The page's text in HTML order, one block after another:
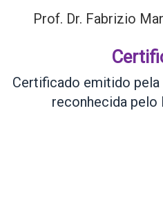
Prof. Dr. Fabrizio
Certificado emitido
reconhecida pelo